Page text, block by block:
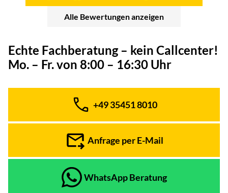
Alle Bewertungen anzeigen
Echte Fachberatung – kein Callcenter!
Mo. – Fr. von 8:00 – 16:30 Uhr
Telefon:
+49 35451 8010
Anfrage per E-Mail
WhatsApp Beratung